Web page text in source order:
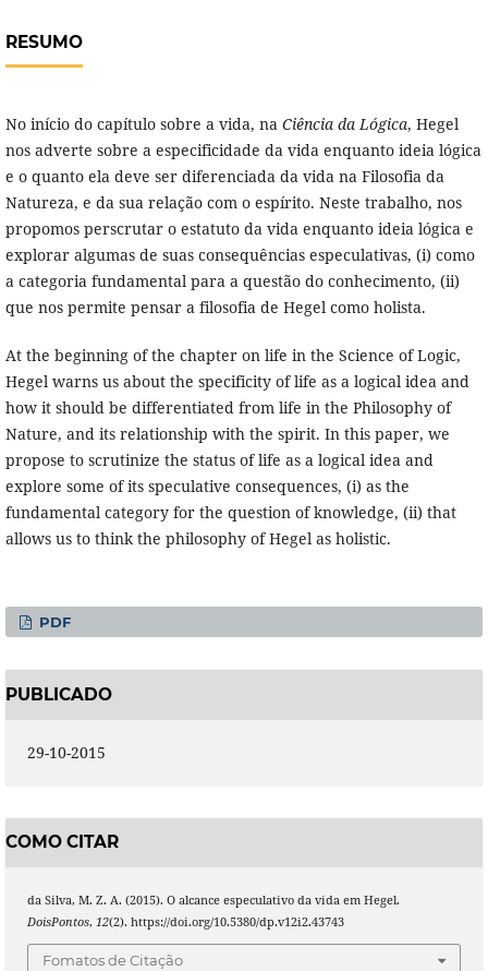
RESUMO
No início do capítulo sobre a vida, na Ciência da Lógica, Hegel
nos adverte sobre a especificidade da vida enquanto ideia lógica
e o quanto ela deve ser diferenciada da vida na Filosofia da
Natureza, e da sua relação com o espírito. Neste trabalho, nos
propomos perscrutar o estatuto da vida enquanto ideia lógica e
explorar algumas de suas consequências especulativas, (i) como
a categoria fundamental para a questão do conhecimento, (ii)
que nos permite pensar a filosofia de Hegel como holista.
At the beginning of the chapter on life in the Science of Logic,
Hegel warns us about the specificity of life as a logical idea and
how it should be differentiated from life in the Philosophy of
Nature, and its relationship with the spirit. In this paper, we
propose to scrutinize the status of life as a logical idea and
explore some of its speculative consequences, (i) as the
fundamental category for the question of knowledge, (ii) that
allows us to think the philosophy of Hegel as holistic.
PDF
PUBLICADO
29-10-2015
COMO CITAR
da Silva, M. Z. A. (2015). O alcance especulativo da vida em Hegel.
DoisPontos, 12(2). https://doi.org/10.5380/dp.v12i2.43743
Fomatos de Citação